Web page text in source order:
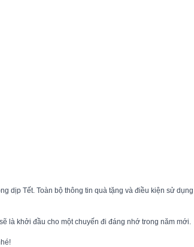
dịp Tết. Toàn bộ thông tin quà tặng và điều kiện sử
là khởi đầu cho một chuyến đi đáng nhớ trong năm mới.